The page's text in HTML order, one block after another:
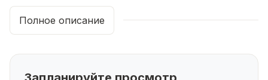
спальные комнаты – идеальное пространство для
семьи.
Земельный участок:
Полное описание